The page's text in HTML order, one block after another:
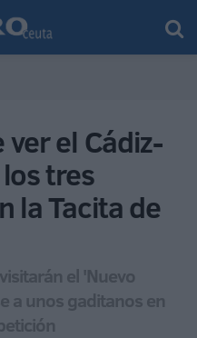
el Cádiz-
tres
la Tacita de
el 'Nuevo
a unos gaditanos en